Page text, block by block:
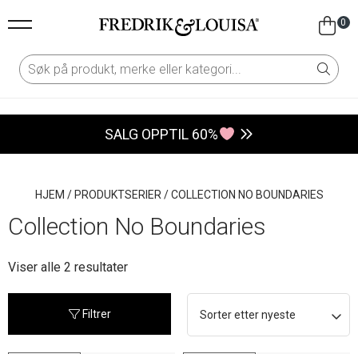
0
SALG OPPTIL 60%
HJEM / PRODUKTSERIER /COLLECTION NO BOUNDARIES
Collection No Boundaries
Viser alle 2 resultaterSortert
Filtrer